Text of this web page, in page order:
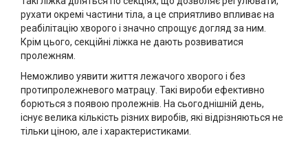
рухати окремі частини тіла, а це сприятливо впливає на
реабілітацію хворого і значно спрощує догляд за ним.
Крім цього, секційні ліжка не дають розвиватися
пролежням.
Неможливо уявити життя лежачого хворого і без
протипролежневого матрацу. Такі вироби ефективно
борються з появою пролежнів. На сьогоднішній день,
існує велика кількість різних виробів, які відрізняються не
тільки ціною, але і характеристиками.